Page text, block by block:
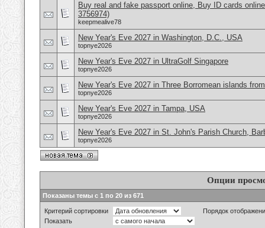
Buy real and fake passport online, Buy ID cards
3756974)
keepmealive78
New Year's Eve 2027 in Washington, D.C., USA
topnye2026
New Year's Eve 2027 in UltraGolf Singapore
topnye2026
New Year's Eve 2027 in Three Borromean islands
topnye2026
New Year's Eve 2027 in Tampa, USA
topnye2026
New Year's Eve 2027 in St. John's Parish Church,
topnye2026
Опции
Показаны темы с 1 по 20 из 671
Критерий сортировки
Порядок
Показать